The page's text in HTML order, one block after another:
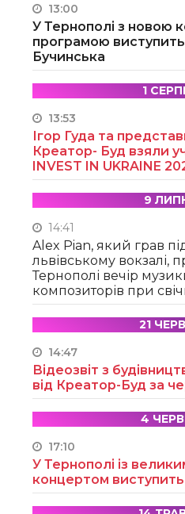
13:00
У Тернополі з новою
програмою
Бучинська
1
13:53
Ігор Гуда та
Креатор- Буд взяли
INVEST IN UKRAINE
9
14:41
Alex Pian, який грав
львівському вокзалі,
Тернополі вечір
композиторів при
21
14:47
Відеозвіт з
від Креатор-Буд за
4
17:10
У Тернополі із
концертом виступить